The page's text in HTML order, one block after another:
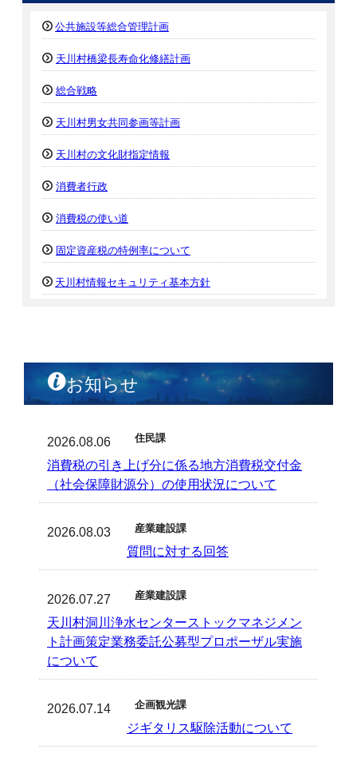
公共施設等総合管理計画
天川村橋梁長寿命化修繕計画
総合戦略
天川村男女共同参画等計画
天川村の文化財指定情報
消費者行政
消費税の使い道
固定資産税の特例率について
天川村情報セキュリティ基本方針
お知らせ
2026.08.06 住民課
消費税の引き上げ分に係る地方消費税交付金
（社会保障財源分）の使用状況について
2026.08.03 産業建設課
質問に対する回答
2026.07.27 産業建設課
天川村洞川浄水センターストックマネジメン
ト計画策定業務委託公募型プロポーザル実施
について
2026.07.14 企画観光課
ジギタリス駆除活動について